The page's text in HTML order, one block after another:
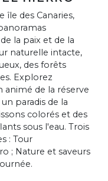
île des Canaries,
la paix et de la
naturelle intacte,
des forêts
Explorez
de la réserve
paradis de la
colorés et des
sous l'eau. Trois
: Tour
; Nature et saveurs